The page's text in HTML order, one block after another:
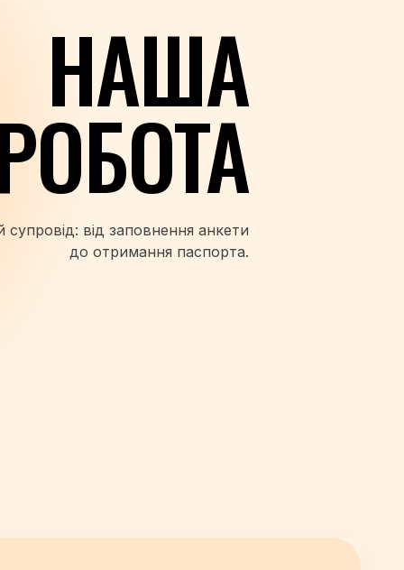
НАША
супровід: від заповнення анкети
до отримання паспорта.